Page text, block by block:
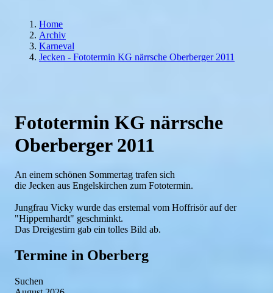
Home
Archiv
Karneval
Jecken - Fototermin KG närrsche Oberberger 2011
Fototermin KG närrsche
Oberberger 2011
An einem schönen Sommertag trafen sich
die Jecken aus Engelskirchen zum Fototermin.
Jungfrau Vicky wurde das erstemal vom Hoffrisör auf der
"Hippernhardt" geschminkt.
Das Dreigestirn gab ein tolles Bild ab.
Termine in Oberberg
Suchen